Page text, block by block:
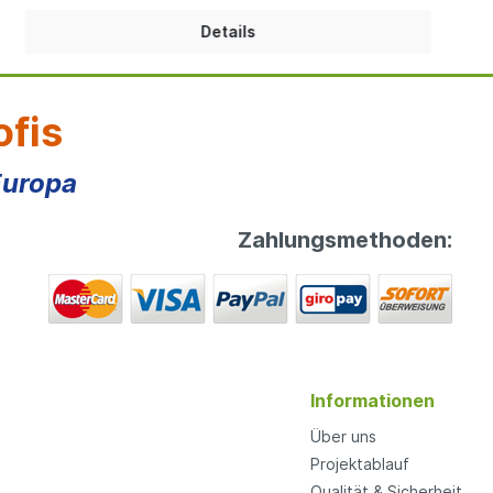
bieten Kindern den perfekten Schutz beim Stürzen,
werden können und dann in Kombination mit einem
Klettsystem sicher miteinander verbunden werden.
und die Tiefe Ihrer Eingangsstufe am Spielmodul.
Hartschaumstoff keine Wasser aufnimmt! Technische
gem. Ihrer Vorgaben/Bestellung | Schaumstoffkern ca.
5 cm hoch | Hülle aus PVC ca. 620 g/qm |
KlettsystemFallschutzmatte Comfort:120 cm Tief,
Klettsystem Mindestabnahme:4 laufende Meter
Details
Zahlungsmethoden:
Informationen
Über uns
Projektablauf